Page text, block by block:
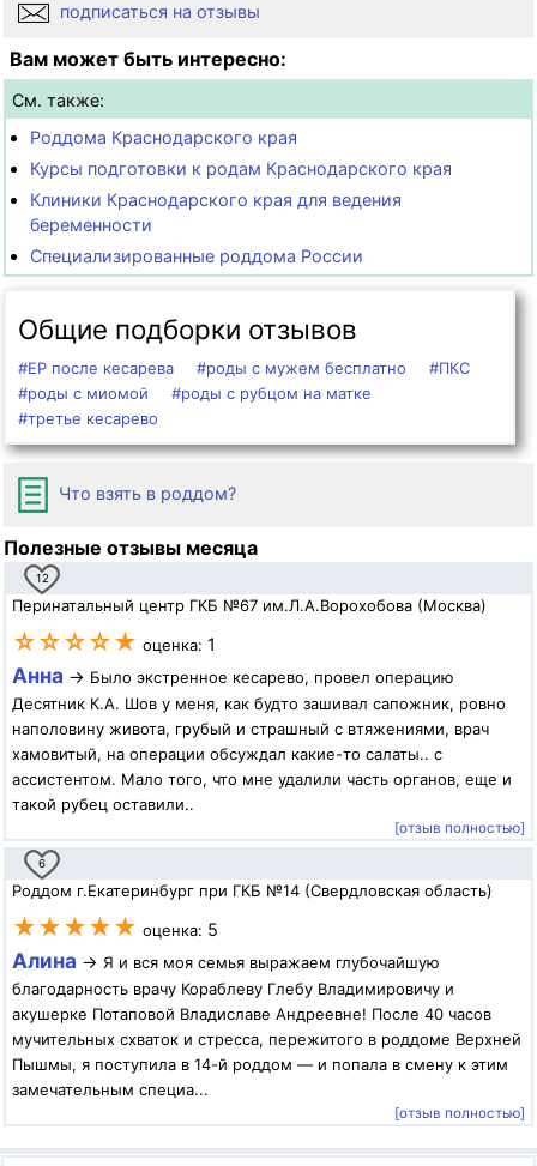
подписаться на отзывы
Вам может быть интересно:
См. также:
Роддома Краснодарского края
Курсы подготовки к родам Краснодарского края
Клиники Краснодарского края для ведения
беременности
Специализированные роддома России
Общие подборки отзывов
#ЕР после кесарева #роды с мужем бесплатно
#ПКС
#роды с миомой
#роды с рубцом на матке
#третье кесарево
Что взять в роддом?
Полезные отзывы месяца
12
Перинатальный центр ГКБ №67 им.Л.А.Ворохобова (Москва)
☆☆☆☆★ оценка: 1
Анна → Было экстренное кесарево, провел операцию
Десятник К.А. Шов у меня, как будто зашивал сапожник, ровно
наполовину живота, грубый и страшный с втяжениями, врач
хамовитый, на операции обсуждал какие-то салаты.. с
ассистентом. Мало того, что мне удалили часть органов, еще и
такой рубец оставили..
[отзыв полностью]
6
Роддом г.Екатеринбург при ГКБ №14 (Свердловская область)
★★★★★ оценка: 5
Алина → Я и вся моя семья выражаем глубочайшую
благодарность врачу Кораблеву Глебу Владимировичу и
акушерке Потаповой Владиславе Андреевне! После 40 часов
мучительных схваток и стресса, пережитого в роддоме Верхней
Пышмы, я поступила в 14-й роддом — и попала в смену к этим
замечательным специа...
[отзыв полностью]